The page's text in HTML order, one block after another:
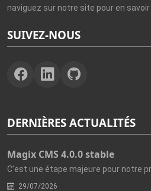
naviguez sur notre site pour en
SUIVEZ-NOUS
DERNIÈRES ACTUALITÉS
Magix CMS 4.0.0 stable
C’est une étape majeure pour notre
29/07/2026